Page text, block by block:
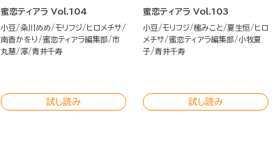
蜜恋ティアラ Vol.104
小豆 粂川めめ モリフジ
ヒロメチサ
南香かをり
蜜恋ティアラ編集部
市
丸慧
濘 青井千寿
試し読み
蜜恋ティアラ Vol.103
小豆 モリフジ 櫁みこと 夏生恒
ヒロ
メチサ
蜜恋ティアラ編集部
小牧夏
子 青井千寿
試し読み